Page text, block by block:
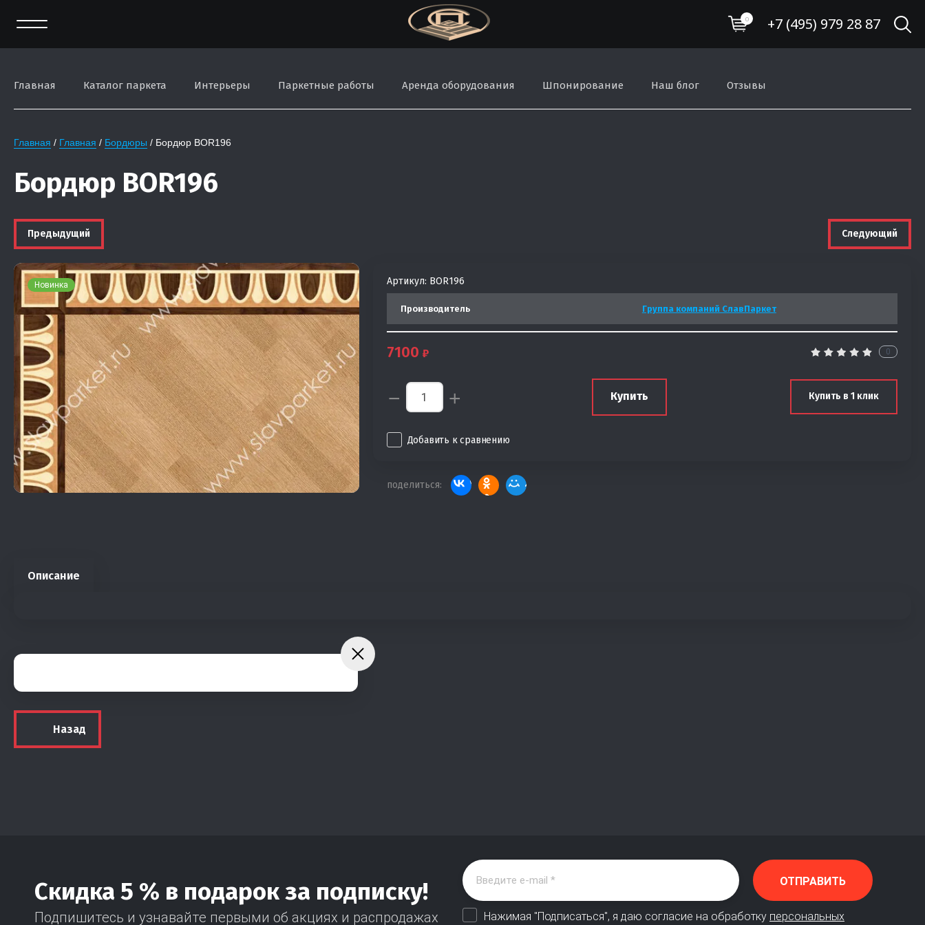
0 +7 (495) 979 28 87
Главная Каталог паркета Интерьеры Паркетные работы Аренда оборудования Шпонирование Наш блог Отзывы
Контакты
Главная / Главная / Бордюры / Бордюр BOR196
Бордюр BOR196
Предыдущий Следующий
Новинка Артикул: BOR196
Производитель Группа компаний СлавПаркет
7100 0
− + Купить Купить в 1 клик
Добавить к сравнению
поделиться:
Описание
Назад
Скидка 5 % в подарок за подписку!
Подпишитесь и узнавайте первыми об акциях и распродажах Нажимая "Подписаться", я даю согласие на обработку персональных
ОТПРАВИТЬ